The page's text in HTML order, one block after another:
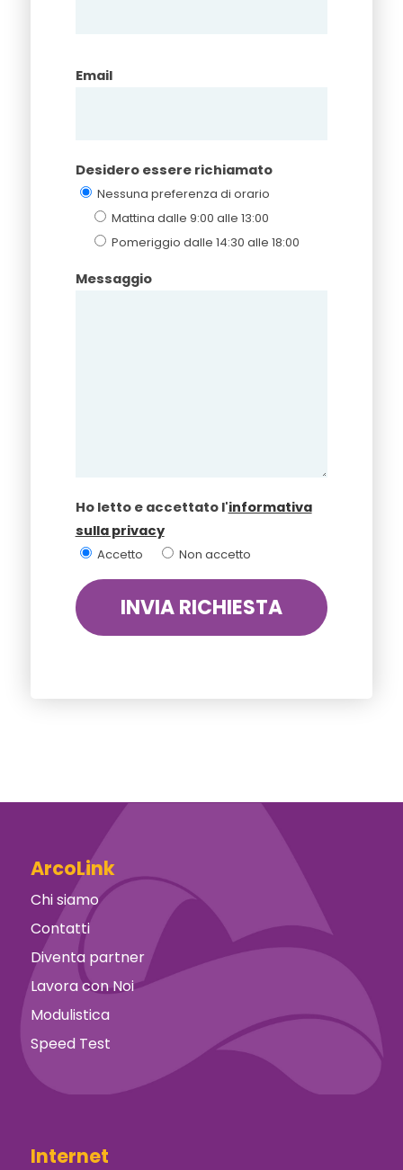
Email
Desidero essere richiamato
Nessuna preferenza di orario
Mattina dalle 9:00 alle 13:00
Pomeriggio dalle 14:30 alle 18:00
Messaggio
Ho letto e accettato l'informativa
sulla privacy
Accetto Non accetto
ArcoLink
Chi siamo
Contatti
Diventa partner
Lavora con Noi
Modulistica
Speed Test
Internet